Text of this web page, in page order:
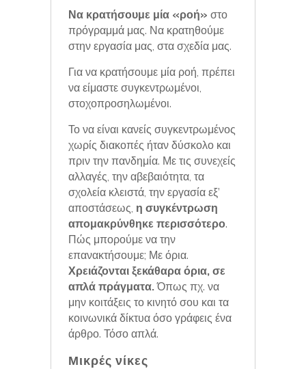
Να κρατήσουμε μία «ροή» στο
πρόγραμμά μας. Να κρατηθούμε
στην εργασία μας, στα σχεδία μας.
Για να κρατήσουμε μία ροή, πρέπει
να είμαστε συγκεντρωμένοι,
στοχοπροσηλωμένοι.
Το να είναι κανείς συγκεντρωμένος
χωρίς διακοπές ήταν δύσκολο και
πριν την πανδημία. Με τις συνεχείς
αλλαγές, την αβεβαιότητα, τα
σχολεία κλειστά, την εργασία εξ’
αποστάσεως, η συγκέντρωση
απομακρύνθηκε περισσότερο.
Πώς μπορούμε να την
επανακτήσουμε; Με όρια.
Χρειάζονται ξεκάθαρα όρια, σε
απλά πράγματα.Όπως πχ. να
μην κοιτάξεις το κινητό σου και τα
κοινωνικά δίκτυα όσο γράφεις ένα
άρθρο. Τόσο απλά.
Μικρές νίκες